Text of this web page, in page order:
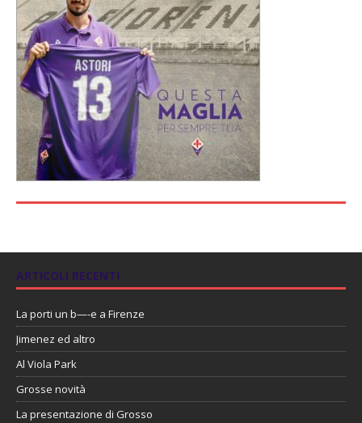
ARTICOLI RECENTI
La porti un b—-e a Firenze
Jimenez ed altro
Al Viola Park
Grosse novità
La presentazione di Grosso